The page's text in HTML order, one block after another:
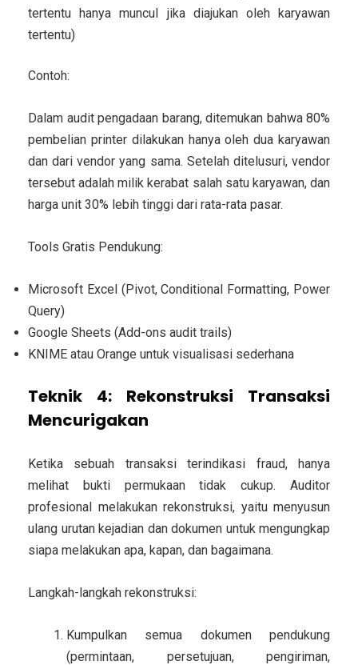
tertentu hanya muncul jika diajukan oleh karyawan
tertentu)
Contoh:
Dalam audit pengadaan barang, ditemukan bahwa 80%
pembelian printer dilakukan hanya oleh dua karyawan
dan dari vendor yang sama. Setelah ditelusuri, vendor
tersebut adalah milik kerabat salah satu karyawan, dan
harga unit 30% lebih tinggi dari rata-rata pasar.
Tools Gratis Pendukung:
Microsoft Excel (Pivot, Conditional Formatting, Power
Query)
Google Sheets (Add-ons audit trails)
KNIME atau Orange untuk visualisasi sederhana
Teknik 4: Rekonstruksi Transaksi
Mencurigakan
Ketika sebuah transaksi terindikasi fraud, hanya
melihat bukti permukaan tidak cukup. Auditor
profesional melakukan rekonstruksi, yaitu menyusun
ulang urutan kejadian dan dokumen untuk mengungkap
siapa melakukan apa, kapan, dan bagaimana.
Langkah-langkah rekonstruksi:
Kumpulkan semua dokumen pendukung
(permintaan, persetujuan, pengiriman,